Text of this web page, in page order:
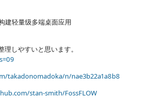
建轻量级多端桌面应用
しやすいと思います。
takadonomadoka/n/nae3b22a1a8b8
stan-smith/FossFLOW